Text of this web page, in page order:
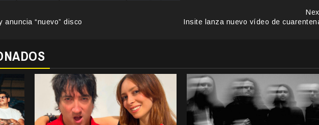
“nuevo” disco
Insite lanza nuevo vídeo de